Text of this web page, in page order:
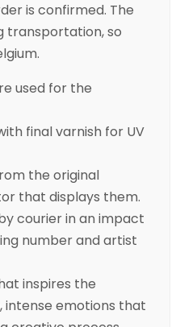
is confirmed. The
transportation, so
used for the
final varnish for UV
the original
that displays them.
courier in an impact
number and artist
inspires the
intense emotions that